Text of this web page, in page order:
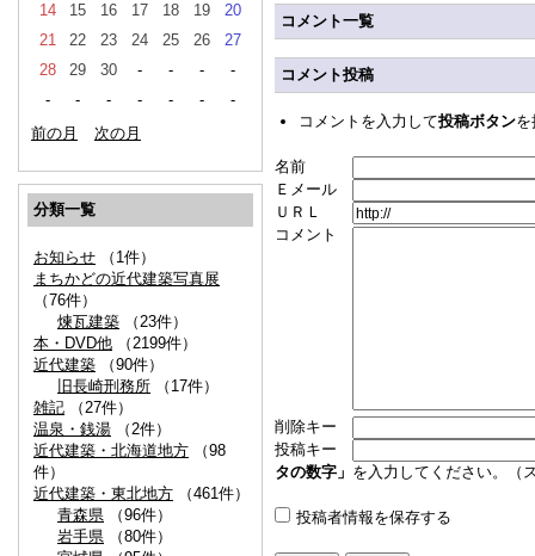
14
15 16 17 18 19
20
21
22 23 24 25 26
27
28
29 30 - - -
-
-
- - - - -
-
前の月
次の月
分類一覧
お知らせ （1件）
まちかどの近代建築写真展
（76件）
煉瓦建築 （23件）
本・DVD他 （2199件）
近代建築 （90件）
旧長崎刑務所 （17件）
雑記 （27件）
温泉・銭湯 （2件）
近代建築・北海道地方 （98
件）
近代建築・東北地方 （461件）
青森県 （96件）
岩手県 （80件）
コメント一覧
コメント投稿
コメントを入力して投稿ボタン
名前
Ｅメール
ＵＲＬ
コメント
削除キー
投稿キー
タの数字」 を入力してください。（
投稿者情報を保存する